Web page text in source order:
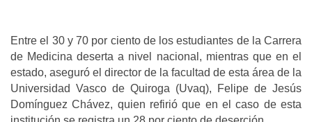
Entre el 30 y 70 por ciento de los estudiantes de la Carrera
de Medicina deserta a nivel nacional, mientras que en el
estado, aseguró el director de la facultad de esta área de la
Universidad Vasco de Quiroga (Uvaq), Felipe de Jesús
Domínguez Chávez, quien refirió que en el caso de esta